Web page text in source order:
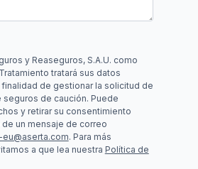
y Reaseguros, S.A.U. como
tratará sus datos
de gestionar la solicitud de
de caución. Puede
y retirar su consentimiento
un mensaje de correo
. Para más
a que lea nuestra Política de